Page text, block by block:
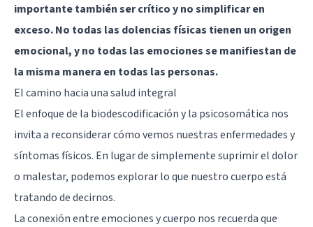
importante también ser crítico y no simplificar en
exceso. No todas las dolencias físicas tienen un origen
emocional, y no todas las emociones se manifiestan de
la misma manera en todas las personas.
El camino hacia una salud integral
El enfoque de la biodescodificación y la psicosomática nos
invita a reconsiderar cómo vemos nuestras enfermedades y
síntomas físicos. En lugar de simplemente suprimir el dolor
o malestar, podemos explorar lo que nuestro cuerpo está
tratando de decirnos.
La conexión entre emociones y cuerpo nos recuerda que